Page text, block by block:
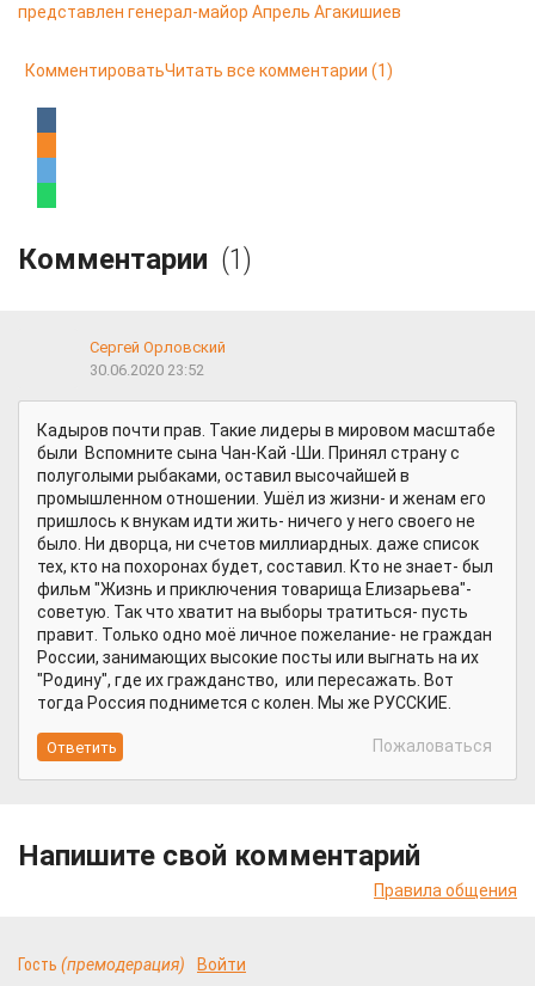
представлен генерал-майор Апрель Агакишиев
КомментироватьЧитать все комментарии (1)
Комментарии (1)
Сергей Орловский
30.06.2020 23:52
Кадыров почти прав. Такие лидеры в мировом масштабе
были Вспомните сына Чан-Кай -Ши. Принял страну с
полуголыми рыбаками, оставил высочайшей в
промышленном отношении. Ушёл из жизни- и женам его
пришлось к внукам идти жить- ничего у него своего не
было. Ни дворца, ни счетов миллиардных. даже список
тех, кто на похоронах будет, составил. Кто не знает- был
фильм "Жизнь и приключения товарища Елизарьева"-
советую. Так что хватит на выборы тратиться- пусть
правит. Только одно моё личное пожелание- не граждан
России, занимающих высокие посты или выгнать на их
"Родину", где их гражданство, или пересажать. Вот
тогда Россия поднимется с колен. Мы же РУССКИЕ.
Пожаловаться
Напишите свой комментарий
Правила общения
Гость (премодерация) Войти